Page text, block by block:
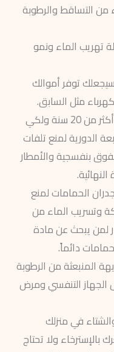
من التساقط والرطوبة
تهريب الماء ونمو
توفر أموالك
مثل السابق.
يدوم عزل الفوم لفترة طويلة أكثر من 20 سنة ولكي
الدورية لمنع تلفات
بنفسجية والأمطار
الحمامات لمنع
وتسريب الماء من
لمن يبحث عن مادة
دائماً.
المنبعثة من الرطوبة
الجهاز التنفسي ومرض
في منزلك
ولا تحتاج